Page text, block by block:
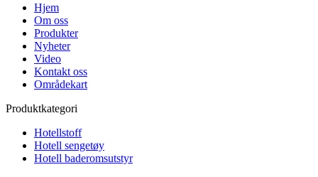
Hjem
Om oss
Produkter
Nyheter
Video
Kontakt oss
Områdekart
Produktkategori
Hotellstoff
Hotell sengetøy
Hotell baderomsutstyr